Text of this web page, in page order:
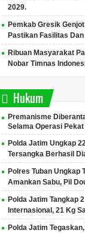
2029.
Pemkab Gresik
Pastikan Fasilitas
Ribuan Masyarakat
Nobar Timnas
Hukum
Premanisme
Selama Operasi Pekat
Polda Jatim Ungkap
Tersangka Berhasil
Polres Tuban Ungkap
Amankan Sabu, Pil
Polda Jatim Tangkap
Internasional, 21 Kg
Polda Jatim